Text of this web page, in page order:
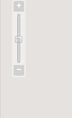
+
−